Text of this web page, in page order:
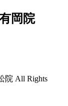
岡院
院 All Rights